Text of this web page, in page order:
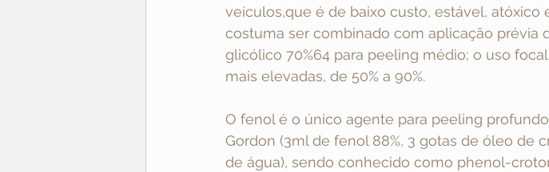
veículos,que é de baixo custo, estável, atóxico
costuma ser combinado com aplicação prévia
glicólico 70%64 para peeling médio; o uso
mais elevadas, de 50% a 90%.
O fenol é o único agente para peeling
Gordon (3ml de fenol 88%, 3 gotas de óleo de
de água), sendo conhecido como phenol-